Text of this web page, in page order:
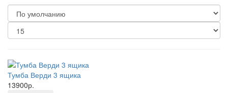
Тумба Верди 3 ящика
13900р.